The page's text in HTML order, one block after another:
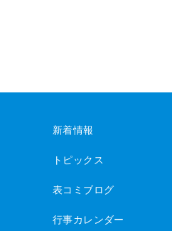
新着情報
トピックス
表コミブログ
行事カレンダー